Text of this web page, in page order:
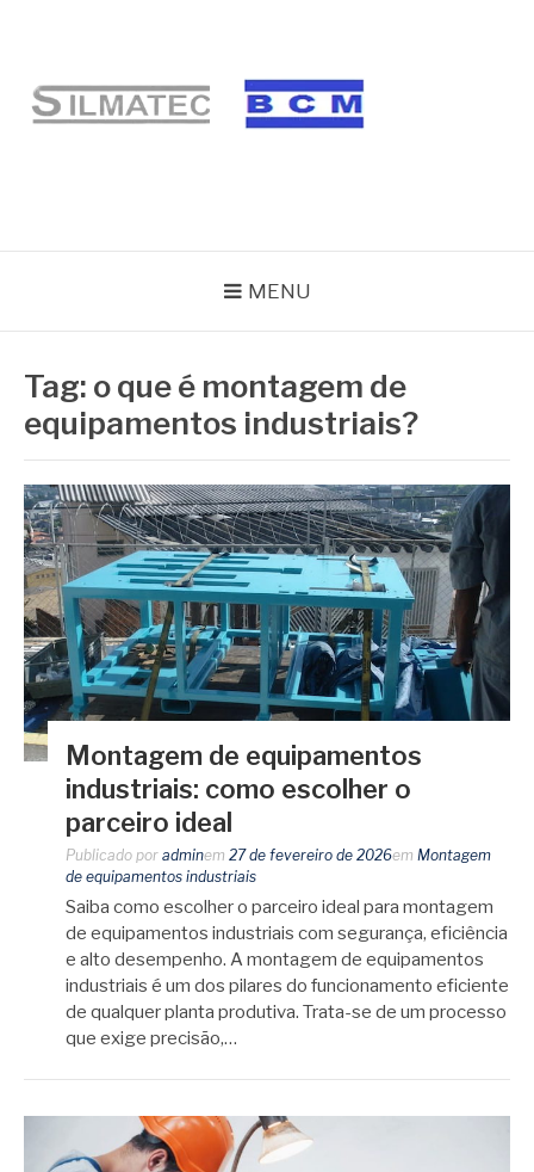
conteúdo
MENU
Tag: o que é montagem de
equipamentos industriais?
Montagem de equipamentos
industriais: como escolher o
parceiro ideal
Publicado por adminem 27 de fevereiro de 2026em Montagem
de equipamentos industriais
Saiba como escolher o parceiro ideal para montagem
de equipamentos industriais com segurança, eficiência
e alto desempenho. A montagem de equipamentos
industriais é um dos pilares do funcionamento eficiente
de qualquer planta produtiva. Trata-se de um processo
que exige precisão,…